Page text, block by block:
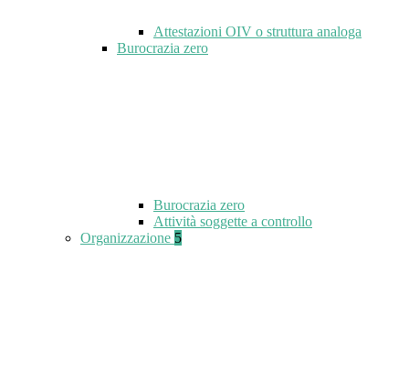
Attestazioni OIV o struttura analoga
Burocrazia zero
Burocrazia zero
Attività soggette a controllo
Organizzazione 5